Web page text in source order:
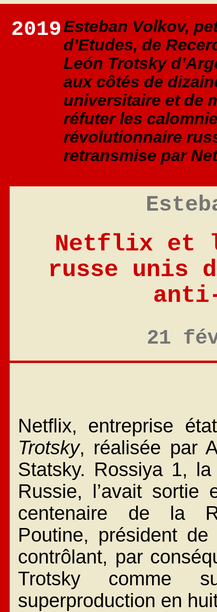
2019Esteban Volkov,
d’Etudes, de
León Trotsky
aux côtés de
universitaire et de
réfuter les
révolutionnaire
retransmise par
Netflix et
russe unis
21
Netflix, entreprise
Trotsky, réalisée par
Statsky. Rossiya 1,
Russie, l’avait sortie
centenaire de la
Poutine, président
contrôlant, par
Trotsky comme
superproduction en